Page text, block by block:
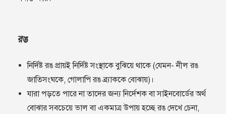
রঙ
নির্দিষ্ট রঙ প্রায়ই নির্দিষ্ট সংস্থাকে বুঝিয়ে থাকে (যেমন- নীল রঙ
জাতিসংঘকে, গোলাপি রঙ ব্র্যাককে বোঝায়)।
যারা পড়তে পারে না তাদের জন্য নির্দেশক বা সাইনবোর্ডের অর্থ
বোঝার সবচেয়ে ভাল বা একমাত্র উপায় হচ্ছে রঙ দেখে চেনা,